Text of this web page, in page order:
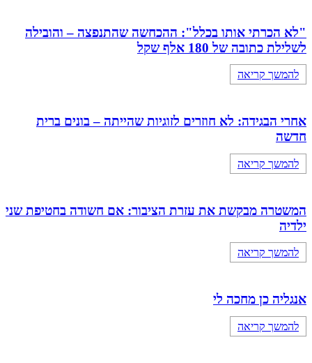
"לא הכרתי אותו בכלל": ההכחשה שהתנפצה – והובילה
לשלילת כתובה של 180 אלף שקל
להמשך קריאה
אחרי הבגידה: לא חוזרים לזוגיות שהייתה – בונים ברית
חדשה
להמשך קריאה
המשטרה מבקשת את עזרת הציבור: אם חשודה בחטיפת שני
ילדיה
להמשך קריאה
אנגליה כן מחכה לי
להמשך קריאה